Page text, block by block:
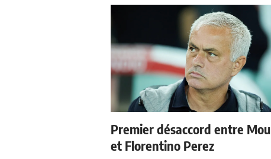
Premier désaccord entre
et Florentino Perez